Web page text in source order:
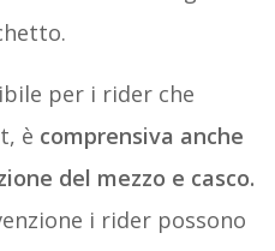
per i rider che
è comprensiva anche
del mezzo e casco.
i rider possono